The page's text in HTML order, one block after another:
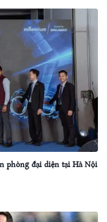
phòng đại diện tại Hà Nội